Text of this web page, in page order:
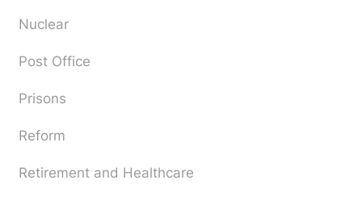
Nuclear
Post Office
Prisons
Reform
Retirement and Healthcare